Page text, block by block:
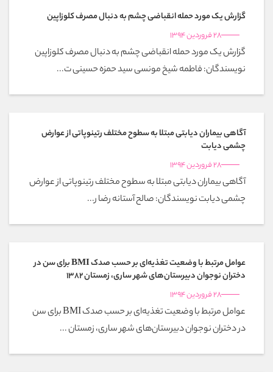
گزارش یک مورد حمله انقباضی چشم به دنبال مصرف کلوزاپین
28 فروردین 1394
گزارش یک مورد حمله انقباضی چشم به دنبال مصرف کلوزاپین
نویسندگان: فاطمه شیخ مونسی سید حمزه حسینی ت...
آگاهی بیماران دیابتی مبتلا به سطوح مختلف رتینوپاتی از عوارض
چشمی دیابت
28 فروردین 1394
آگاهی بیماران دیابتی مبتلا به سطوح مختلف رتینوپاتی از عوارض
چشمی دیابت نویسندگان: صالح آستانه رضا ر...
عوامل مرتبط با وضعیت تغذیه‌ای بر حسب صدک BMI برای سن در
دختران نوجوان دبیرستان‌های شهر ساری، زمستان 1382
28 فروردین 1394
عوامل مرتبط با وضعیت تغذیه‌ای بر حسب صدک BMI برای سن
در دختران نوجوان دبیرستان‌های شهر ساری، زمستان ...